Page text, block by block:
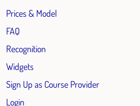
Prices & Model
FAQ
Recognition
Widgets
Sign Up as Course Provider
Login